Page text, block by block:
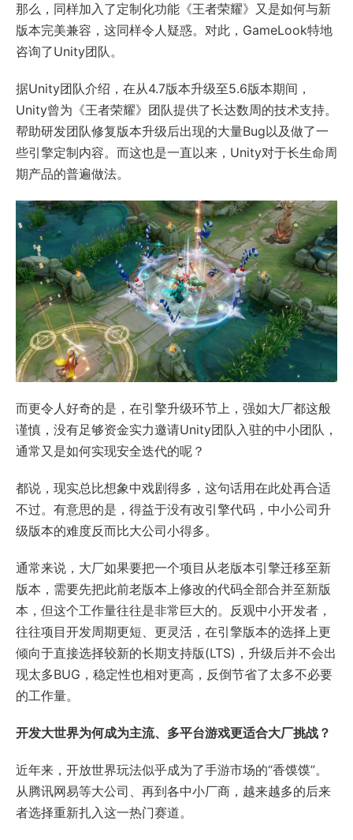
那么，同样加入了定制化功能《王者荣耀》又是如何与新
版本完美兼容，这同样令人疑惑。对此，GameLook特地
咨询了Unity团队。
据Unity团队介绍，在从4.7版本升级至5.6版本期间，
Unity曾为《王者荣耀》团队提供了长达数周的技术支持。
帮助研发团队修复版本升级后出现的大量Bug以及做了一
些引擎定制内容。而这也是一直以来，Unity对于长生命周
期产品的普遍做法。
而更令人好奇的是，在引擎升级环节上，强如大厂都这般
谨慎，没有足够资金实力邀请Unity团队入驻的中小团队，
通常又是如何实现安全迭代的呢？
都说，现实总比想象中戏剧得多，这句话用在此处再合适
不过。有意思的是，得益于没有改引擎代码，中小公司升
级版本的难度反而比大公司小得多。
通常来说，大厂如果要把一个项目从老版本引擎迁移至新
版本，需要先把此前老版本上修改的代码全部合并至新版
本，但这个工作量往往是非常巨大的。反观中小开发者，
往往项目开发周期更短、更灵活，在引擎版本的选择上更
倾向于直接选择较新的长期支持版(LTS)，升级后并不会出
现太多BUG，稳定性也相对更高，反倒节省了太多不必要
的工作量。
开发大世界为何成为主流、多平台游戏更适合大厂挑战？
近年来，开放世界玩法似乎成为了手游市场的“香馍馍”。
从腾讯网易等大公司、再到各中小厂商，越来越多的后来
者选择重新扎入这一热门赛道。